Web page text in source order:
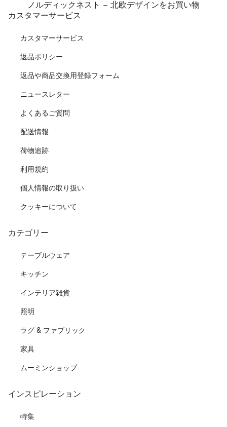
ノルディックネスト - 北欧デザインをお買い物
カスタマーサービス
カスタマーサービス
返品ポリシー
返品や商品交換用登録フォーム
ニュースレター
よくあるご質問
配送情報
荷物追跡
利用規約
個人情報の取り扱い
クッキーについて
カテゴリー
テーブルウェア
キッチン
インテリア雑貨
照明
ラグ & ファブリック
家具
ムーミンショップ
インスピレーション
特集